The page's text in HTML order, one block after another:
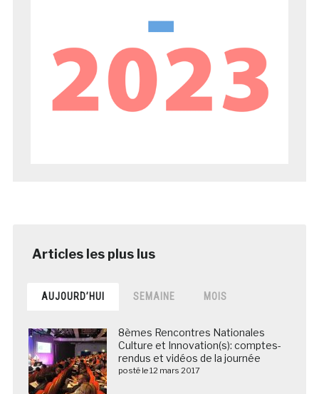
AUJOURD’HUI SEMAINE MOIS
8èmes Rencontres Nationales
Culture et Innovation(s): comptes-
rendus et vidéos de la journée
posté le 12 mars 2017